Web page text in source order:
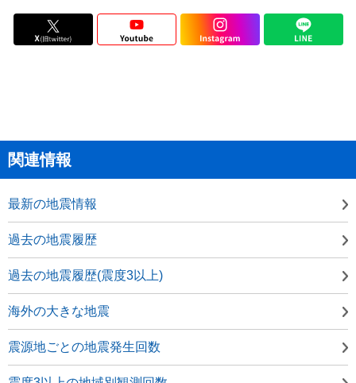
関連情報
最新の地震情報
過去の地震履歴
過去の地震履歴(震度3以上)
海外の大きな地震
震源地ごとの地震発生回数